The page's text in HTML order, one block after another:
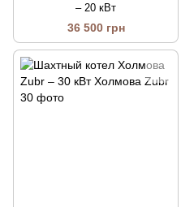
– 20 кВт
36 500 грн